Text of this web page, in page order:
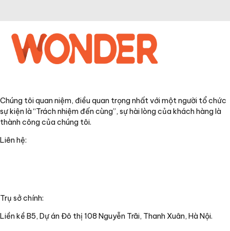
Chúng tôi quan niệm, điều quan trọng nhất với một người tổ chức
sự kiện là “Trách nhiệm đến cùng”, sự hài lòng của khách hàng là
thành công của chúng tôi.
Liên hệ:
Trụ sở chính:
Liền kề B5, Dự án Đô thị 108 Nguyễn Trãi, Thanh Xuân, Hà Nội.